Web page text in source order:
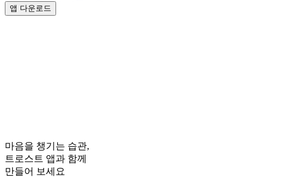
앱 다운로드
마음을 챙기는 습관,
트로스트 앱과 함께
만들어 보세요